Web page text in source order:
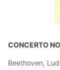
CONCERTO
Beethoven,